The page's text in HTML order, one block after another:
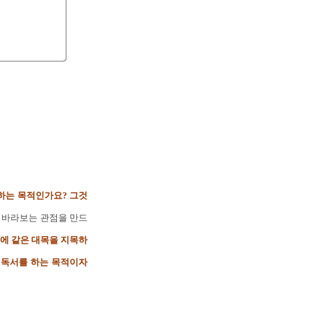
는 목적인가요? 그것
라보는 관점을 만드
같은 대목을 지목하
서를 하는 목적이자